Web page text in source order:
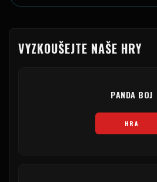
VYZKOUŠEJTE NAŠE HRY
PANDA BOJ
HRA